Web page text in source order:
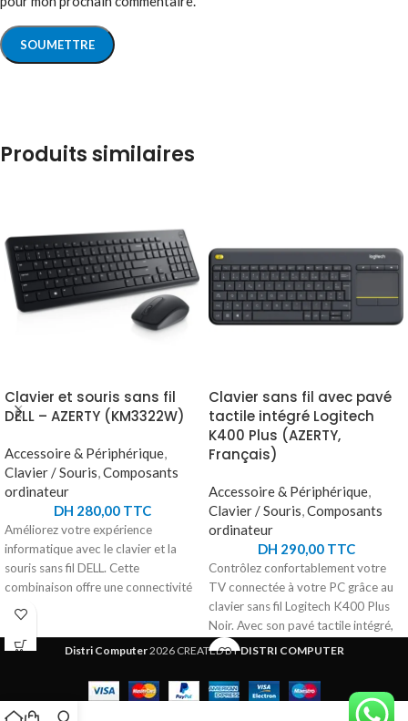
Produits similaires
Clavier et souris sans fil
DELL – AZERTY (KM3322W)
Accessoire & Périphérique
Clavier / Souris Composants
ordinateur
DH 280,00TTC
Améliorez votre expérience
informatique avec le clavier et la
souris sans fil DELL. Cette
combinaison offre une connectivité
sans fil fiable de 2,4 GHz grâce à son
récepteur USB. Le clavier, avec ses
touches silencieuses et ses
de contrôler facilement le volume et
de mettre en sourdine. La souris
Clavier sans fil avec pavé
tactile intégré Logitech
K400 Plus (AZERTY,
Français)
Accessoire & Périphérique
Clavier / Souris Composants
ordinateur
DH 290,00TTC
Contrôlez confortablement votre
TV connectée à votre PC grâce au
clavier sans fil Logitech K400 Plus
Noir. Avec son pavé tactile intégré,
ce clavier prêt à l'emploi vous offre
canapé. Naviguez facilement sur
votre téléviseur contrôlé par PC,
Distri Computer2026 CREATED BYDISTRI COMPUTER